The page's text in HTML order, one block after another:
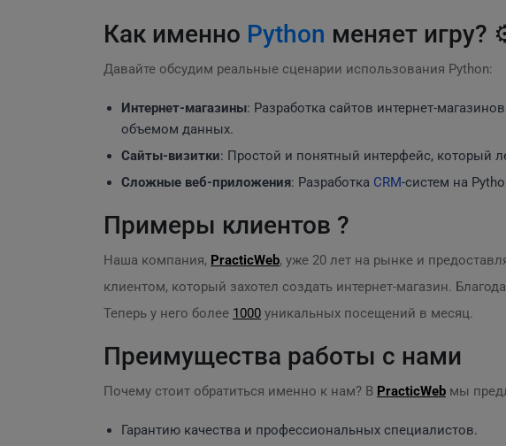
Как именно Python меняет игру?
Давайте обсудим реальные сценарии использования Python:
Интернет-магазины: Разработка сайтов интернет-
объемом данных.
Сайты-визитки: Простой и понятный интерфейс, который
Сложные веб-приложения: Разработка CRM-систем на
Примеры клиентов ?
Наша компания, PracticWeb, уже 20 лет на рынке и
клиентом, который захотел создать интернет-магазин.
Теперь у него более 1000 уникальных посещений в месяц.
Преимущества работы с нами
Почему стоит обратиться именно к нам? В PracticWeb мы
Гарантию качества и профессиональных специалистов.